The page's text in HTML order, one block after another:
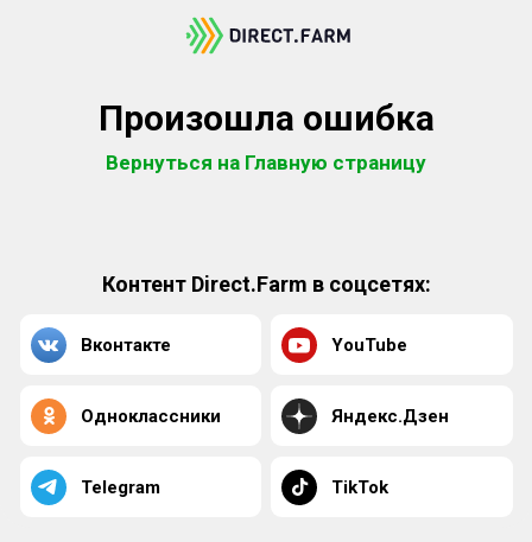
Произошла ошибка
Вернуться на Главную страницу
Контент Direct.Farm в соцсетях:
Вконтакте YouTube
Одноклассники Яндекс.Дзен
Telegram TikTok